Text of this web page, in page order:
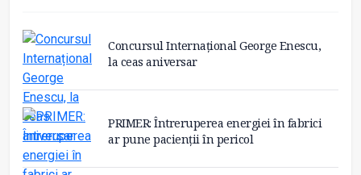
Concursul Internațional George Enescu,
la ceas aniversar
PRIMER: Întreruperea energiei în fabrici
ar pune pacienții în pericol